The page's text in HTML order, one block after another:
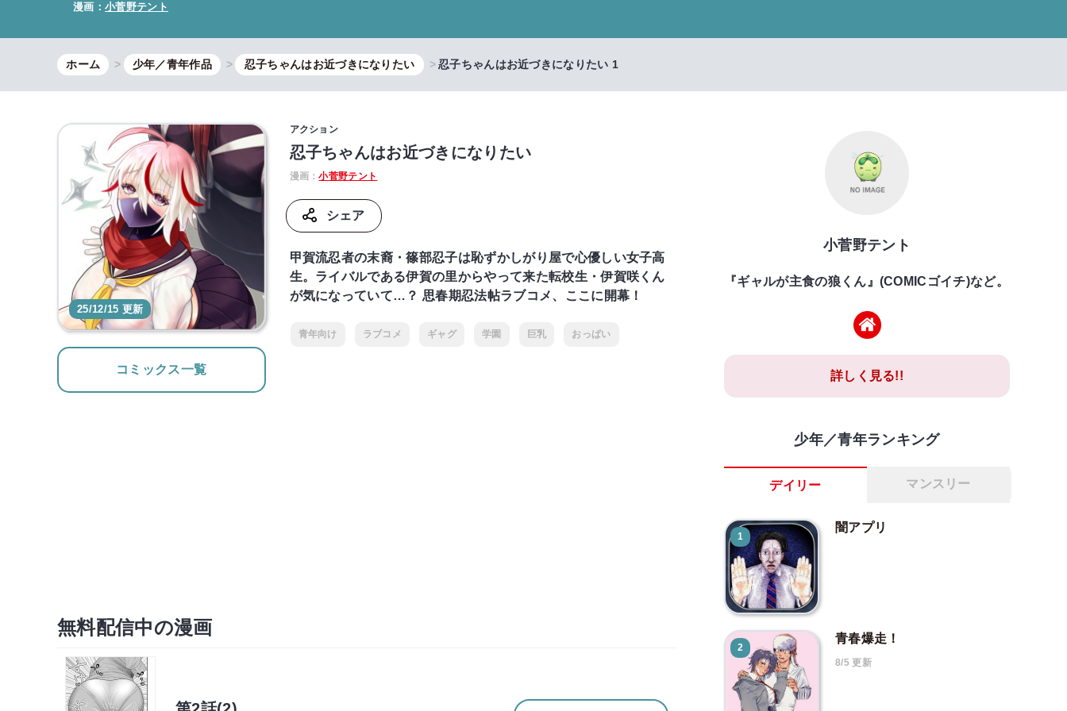
漫画： 小菅野テント
ホーム 少年／青年作品 忍子ちゃんはお近づきになりたい 忍子ちゃんはお近づきになりたい 1
25/12/15 更新
コミックス一覧
アクション
忍子ちゃんはお近づきになりたい
漫画：小菅野テント
シェア
甲賀流忍者の末裔・篠部忍子は恥ずかしがり屋で心優しい女子高
生。ライバルである伊賀の里からやって来た転校生・伊賀咲くん
が気になっていて…？ 思春期忍法帖ラブコメ、ここに開幕！
青年向け ラブコメ ギャグ 学園 巨乳 おっぱい
無料配信中の漫画
小菅野テント
『ギャルが主食の狼くん』(COMICゴイチ)など。
詳しく見る!!
少年／青年ランキング
デイリー マンスリー
1
闇アプリ
2
青春爆走！
8/5 更新